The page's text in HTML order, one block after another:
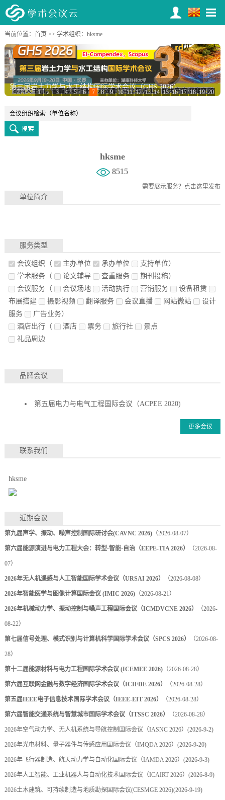
当前位置： 首页 >> 学术组织 ：hksme
第三届岩土力学与水工结构国际学术会议（GHS 2026） 第五届公共管理、数字经济与互联网技术国际学术会议（ICPDI 2026）
1 2 3 4 5 6 7 8 9 10 11 12 13 14 15 16 17 18 19 20
hksme
8515
需要展示服务？ 点击这里发布
单位简介
服务类型
会议组织 （ 主办单位 承办单位
支持单位）
学术服务（ 论文辅导 查重服务
期刊投稿）
会议服务（ 会议场地 活动执行 营销服务
设备租赁
布展搭建
摄影视频 翻译服务 会议直播 网站微站
设计
服务
广告业务）
酒店出行（ 酒店 票务 旅行社
景点
礼品周边
品牌会议
第五届电力与电气工程国际会议（ACPEE 2020)
更多会议
联系我们
hksme
近期会议
第九届声学、振动、噪声控制国际研讨会(CAVNC 2026)（2026-08-07）
第六届能源演进与电力工程大会：转型·智能·自治（EEPE-TIA 2026） （2026-08-
07）
2026年无人机遥感与人工智能国际学术会议（URSAI 2026） （2026-08-08）
2026年智能医学与图像计算国际会议 (IMIC 2026)（2026-08-21）
2026年机械动力学、振动控制与噪声工程国际会议（ICMDVCNE 2026） （2026-
08-22）
第七届信号处理、模式识别与计算机科学国际学术会议（SPCS 2026） （2026-08-
28）
第十二届能源材料与电力工程国际学术会议 (ICEMEE 2026)（2026-08-28）
第六届互联网金融与数字经济国际学术会议（ICIFDE 2026） （2026-08-28）
第五届IEEE电子信息技术国际学术会议（IEEE-EIT 2026） （2026-08-28）
第六届智能交通系统与智慧城市国际学术会议（ITSSC 2026） （2026-08-28）
2026年空气动力学、无人机系统与导航控制国际会议（IASNC 2026） (2026-9-2)
2026年光电材料、量子器件与传感应用国际会议（IMQDA 2026） (2026-9-20)
2026年飞行器制造、航天动力学与自动化国际会议（IAMDA 2026） (2026-9-3)
2026年人工智能、工业机器人与自动化技术国际会议（ICAIRT 2026） (2026-8-9)
2026土木建筑、可持续制造与地质勘探国际会议(CESMGE 2026)(2026-9-19)